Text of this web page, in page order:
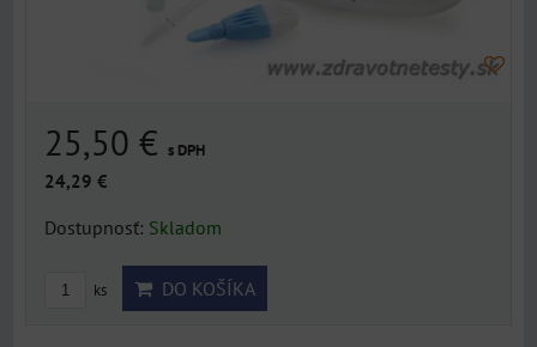
25,50 € s DPH
24,29 €
Dostupnosť: Skladom
ks DO KOŠÍKA